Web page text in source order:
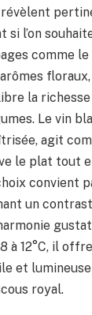
si l’on
comme le
la
Le vin
agit
le plat tout
convient
un
à 12°C, il
et
royal.